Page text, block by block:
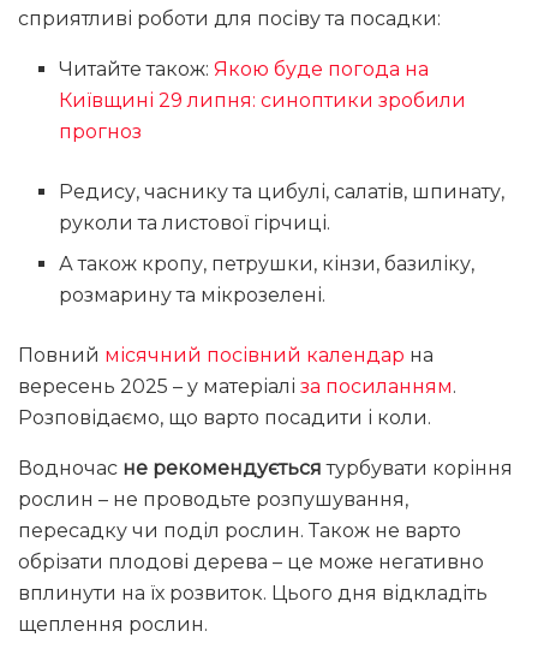
сприятливі роботи для посіву та посадки:
Читайте також:Якою буде погода на
Київщині 29 липня: синоптики зробили
прогноз
Редису, часнику та цибулі, салатів, шпинату,
руколи та листової гірчиці.
А також кропу, петрушки, кінзи, базиліку,
розмарину та мікрозелені.
Повний місячний посівний календар на
вересень 2025 – у матеріалі за посиланням.
Розповідаємо, що варто посадити і коли.
Водночас не рекомендується турбувати коріння
рослин – не проводьте розпушування,
пересадку чи поділ рослин. Також не варто
обрізати плодові дерева – це може негативно
вплинути на їх розвиток. Цього дня відкладіть
щеплення рослин.